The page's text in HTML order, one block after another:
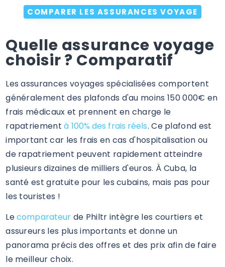
COMPARER LES ASSURANCES VOYAGE
Quelle assurance voyage
choisir ? Comparatif
Les assurances voyages spécialisées comportent
généralement des plafonds d'au moins 150 000€ en
frais médicaux et prennent en charge le
rapatriement à 100% des frais réels. Ce plafond est
important car les frais en cas d'hospitalisation ou
de rapatriement peuvent rapidement atteindre
plusieurs dizaines de milliers d'euros. À Cuba, la
santé est gratuite pour les cubains, mais pas pour
les touristes !
Lecomparateur de Philtr intègre les courtiers et
assureurs les plus importants et donne un
panorama précis des offres et des prix afin de faire
le meilleur choix.